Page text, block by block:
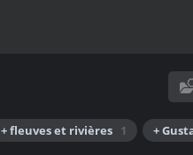
+ fleuves et rivières 1 +